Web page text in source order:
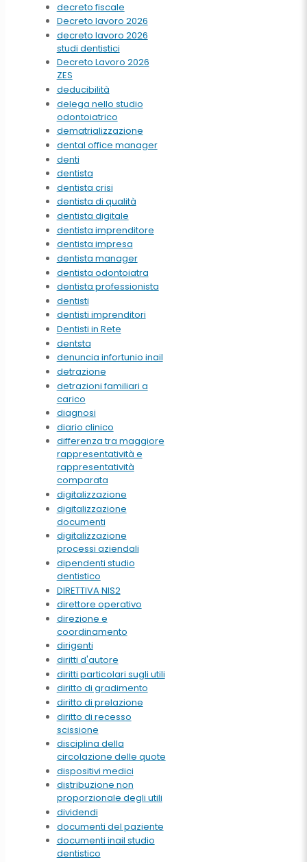
decreto fiscale
Decreto lavoro 2026
decreto lavoro 2026
studi dentistici
Decreto Lavoro 2026
ZES
deducibilità
delega nello studio
odontoiatrico
dematrializzazione
dental office manager
denti
dentista
dentista crisi
dentista di qualità
dentista digitale
dentista imprenditore
dentista impresa
dentista manager
dentista odontoiatra
dentista professionista
dentisti
dentisti imprenditori
Dentisti in Rete
dentsta
denuncia infortunio inail
detrazione
detrazioni familiari a
carico
diagnosi
diario clinico
differenza tra maggiore
rappresentatività e
rappresentatività
comparata
digitalizzazione
digitalizzazione
documenti
digitalizzazione
processi aziendali
dipendenti studio
dentistico
DIRETTIVA NIS2
direttore operativo
direzione e
coordinamento
dirigenti
diritti d'autore
diritti particolari sugli utili
diritto di gradimento
diritto di prelazione
diritto di recesso
scissione
disciplina della
circolazione delle quote
dispositivi medici
distribuzione non
proporzionale degli utili
dividendi
documenti del paziente
documenti inail studio
dentistico